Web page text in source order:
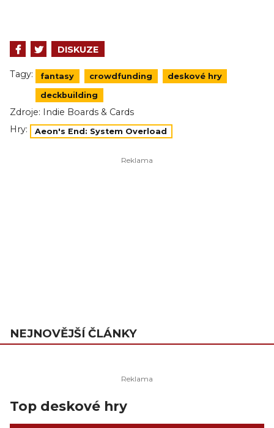
DISKUZE
Tagy: fantasy crowdfunding deskové hry
deckbuilding
Zdroje: Indie Boards & Cards
Hry:
Aeon's End: System Overload
NEJNOVĚJŠÍ ČLÁNKY
Top deskové hry